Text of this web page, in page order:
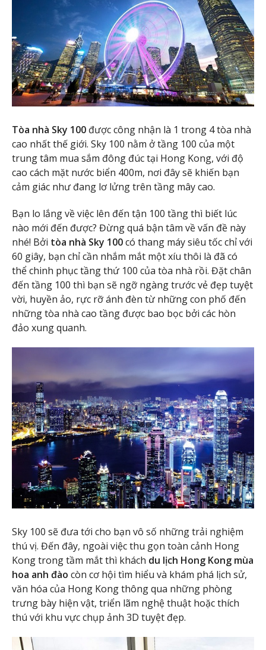
Tòa nhà Sky 100 được công nhận là 1 trong 4 tòa nhà
cao nhất thế giới. Sky 100 nằm ở tầng 100 của một
trung tâm mua sắm đông đúc tại Hong Kong, với độ
cao cách mặt nước biển 400m, nơi đây sẽ khiến bạn
cảm giác như đang lơ lửng trên tầng mây cao.
Bạn lo lắng về việc lên đến tận 100 tầng thì biết lúc
nào mới đến được? Đừng quá bận tâm về vấn đề này
nhé! Bởi tòa nhà Sky 100có thang máy siêu tốc chỉ với
60 giây, bạn chỉ cần nhắm mắt một xíu thôi là đã có
thể chinh phục tầng thứ 100 của tòa nhà rồi. Đặt chân
đến tầng 100 thì bạn sẽ ngỡ ngàng trước vẻ đẹp tuyệt
vời, huyền ảo, rực rỡ ánh đèn từ những con phố đến
những tòa nhà cao tầng được bao bọc bởi các hòn
đảo xung quanh.
Sky 100 sẽ đưa tới cho bạn vô số những trải nghiệm
thú vị. Đến đây, ngoài việc thu gọn toàn cảnh Hong
Kong trong tầm mắt thì khách du lịch Hong Kong mùa
hoa anh đào còn cơ hội tìm hiểu và khám phá lịch sử,
văn hóa của Hong Kong thông qua những phòng
trưng bày hiện vật, triển lãm nghệ thuật hoặc thích
thú với khu vực chụp ảnh 3D tuyệt đẹp.